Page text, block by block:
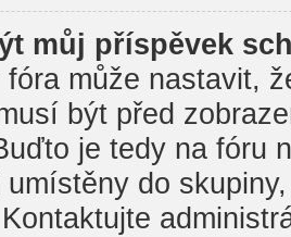
můj příspěvek
fóra může nastavit,
být před
je tedy na fóru
do